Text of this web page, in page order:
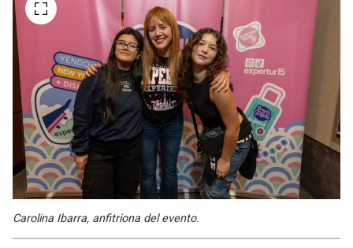
Carolina Ibarra, anfitriona del evento.